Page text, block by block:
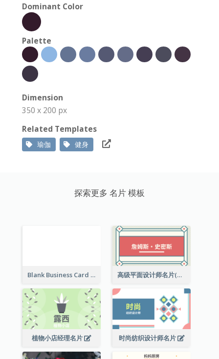
Dominant Color
Palette
Dimension
350 x 200 px
Related Templates
瑜伽 健身
探索更多 名片 模板
Blank Business Card 高级平面设计师名片(附工作室地址)
植物小店经理名片 时尚纺织设计师名片